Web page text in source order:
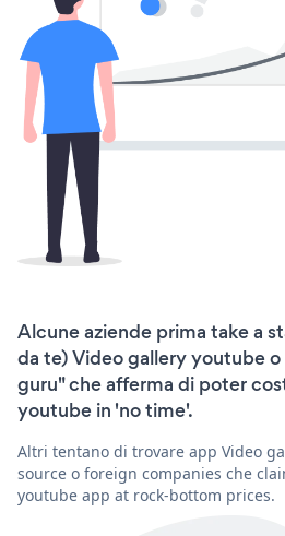
Alcune aziende prima take a
da te) Video gallery youtube
guru" che afferma di poter
youtube in 'no time'.
Altri tentano di trovare app Video
source o foreign companies che
youtube app at rock-bottom prices.